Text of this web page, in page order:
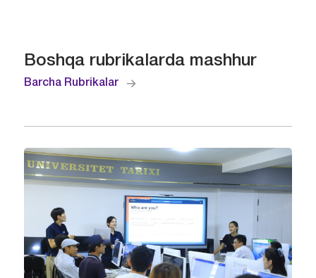
Boshqa rubrikalarda mashhur
Barcha Rubrikalar